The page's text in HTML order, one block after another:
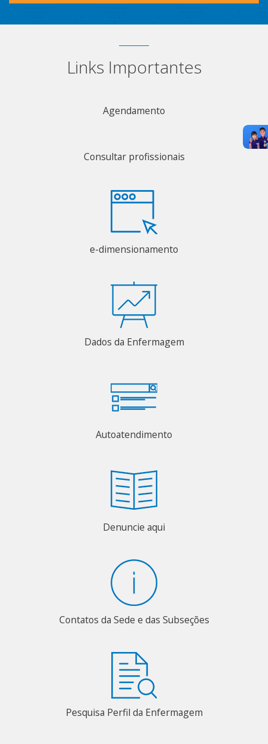
Links Importantes
Agendamento
Consultar profissionais
e-dimensionamento
Dados da Enfermagem
Autoatendimento
Denuncie aqui
Contatos da Sede e das Subseções
Pesquisa Perfil da Enfermagem